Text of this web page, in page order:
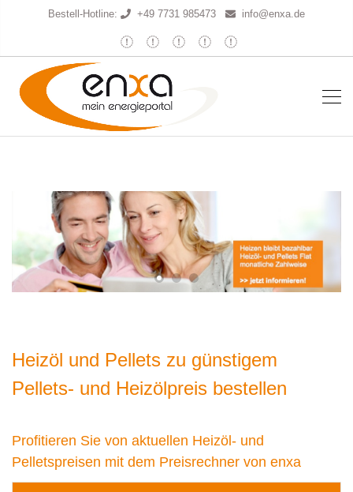
Bestell-Hotline: +49 7731 985473 info@enxa.de
Heizöl und Pellets zu günstigem
Pellets- und Heizölpreis bestellen
Profitieren Sie von aktuellen Heizöl- und
Pelletspreisen mit dem Preisrechner von enxa